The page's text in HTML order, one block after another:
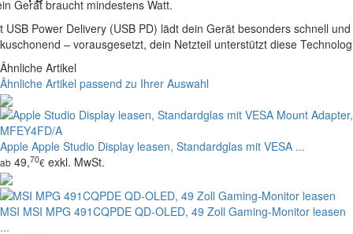
Gerät braucht mindestens Watt.
USB Power Delivery (USB PD) lädt dein Gerät besonders schnell und
– vorausgesetzt, dein Netzteil unterstützt diese
Ähnliche Artikel
Ähnliche Artikel passend zu Ihrer Auswahl
Apple Apple Studio Display leasen, Standardglas mit VESA ...
ab 49,70€ exkl. MwSt.
MSI MSI MPG 491CQPDE QD-OLED, 49 Zoll Gaming-Monitor leasen
...